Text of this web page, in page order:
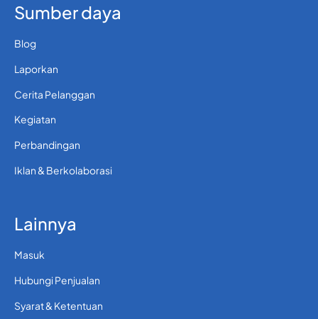
Sumber daya
Blog
Laporkan
Cerita Pelanggan
Kegiatan
Perbandingan
Iklan & Berkolaborasi
Lainnya
Masuk
Hubungi Penjualan
Syarat & Ketentuan